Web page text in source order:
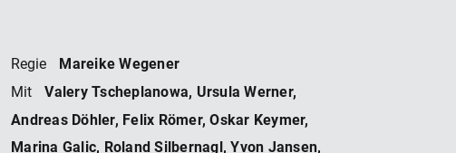
Regie Mareike Wegener
Mit
Valery Tscheplanowa, Ursula Werner,
Andreas Döhler, Felix Römer, Oskar Keymer,
Marina Galic, Roland Silbernagl, Yvon Jansen,